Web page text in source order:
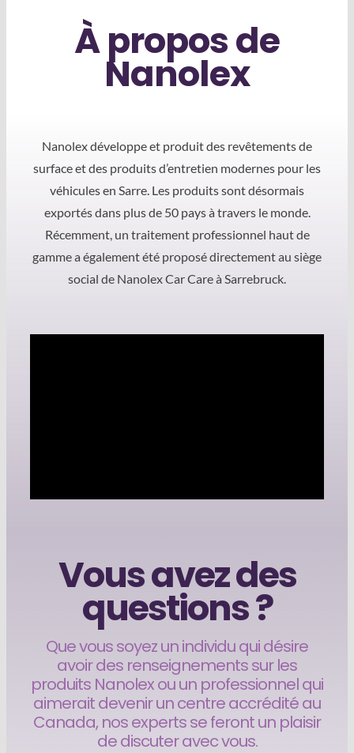
À propos de
Nanolex
Nanolex développe et produit des revêtements de
surface et des produits d’entretien modernes pour les
véhicules en Sarre. Les produits sont désormais
exportés dans plus de 50 pays à travers le monde.
Récemment, un traitement professionnel haut de
gamme a également été proposé directement au siège
social de Nanolex Car Care à Sarrebruck.
Vous avez des
questions ?
Que vous soyez un individu qui désire
avoir des renseignements sur les
produits Nanolex ou un professionnel qui
aimerait devenir un centre accrédité au
Canada, nos experts se feront un plaisir
de discuter avec vous.